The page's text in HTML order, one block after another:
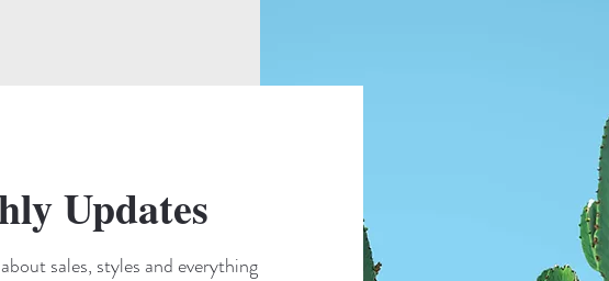
Updates
sales, styles and everything